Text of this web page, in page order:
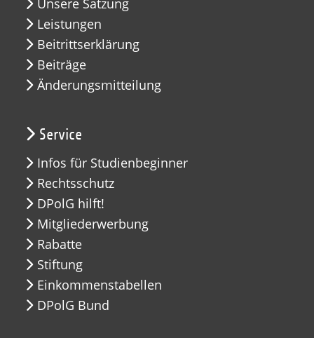
Unsere Satzung
Leistungen
Beitrittserklärung
Beiträge
Änderungsmitteilung
Service
Infos für Studienbeginner
Rechtsschutz
DPolG hilft!
Mitgliederwerbung
Rabatte
Stiftung
Einkommenstabellen
DPolG Bund